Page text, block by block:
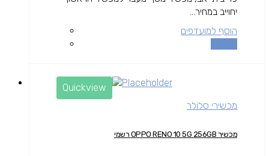
יחוייב במחיר...
הוסף למועדפים
Quickview
מכשירי סלולר
מכשיר OPPO RENO 10 5G 256GB רשמי